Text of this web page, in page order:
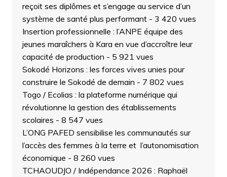
reçoit ses diplômes et s’engage au service d’un
système de santé plus performant- 3 420 vues
Insertion professionnelle : l’ANPE équipe des
jeunes maraîchers à Kara en vue d’accroître leur
capacité de production - 5 921 vues
Sokodé Horizons : les forces vives unies pour
construire le Sokodé de demain - 7 802 vues
Togo / Ecolias : la plateforme numérique qui
révolutionne la gestion des établissements
scolaires - 8 547 vues
L’ONG PAFED sensibilise les communautés sur
l’accès des femmes à la terre et l’autonomisation
économique - 8 260 vues
TCHAOUDJO / Indépendance 2026 : Raphaël